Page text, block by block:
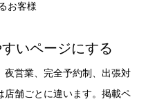
お客様
いページにする
夜営業、完全予約制、出張対
店舗ごとに違います。掲載ペ